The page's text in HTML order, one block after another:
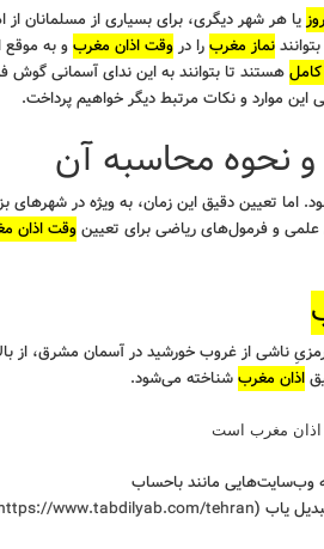
یا هر شهر دیگری، برای بسیاری از مسلمانان از
نماز مغربرا دروقت اذان مغربو به موقع
هستند تا بتوانند به این ندای آسمانی گوش
این موارد و نکات مرتبط دیگر خواهیم پرداخت.
نحوه محاسبه آن
اما تعیین دقیق این زمان، به ویژه در شهرهای
و فرمول‌های ریاضی برای تعیینوقت اذان
ناشی از غروب خورشید در آسمان مشرق، از
اذان مغربشناخته می‌شود.
وب‌سایت‌هایی مانند باحساب
یاب (www.tabdilyab.com/tehran/